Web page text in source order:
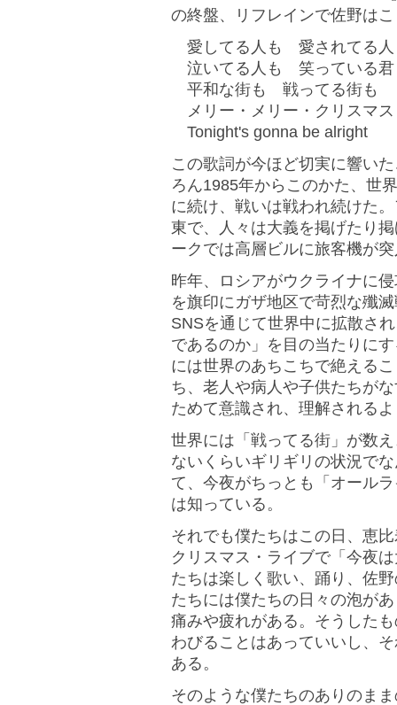
の終盤、リフレインで佐野は
愛してる人も 愛されてる人
泣いてる人も 笑っている君
平和な街も 戦ってる街も
メリー・メリー・クリスマス
Tonight's gonna be alright
この歌詞が今ほど切実に響い
ろん1985年からこのかた、世
に続け、戦いは戦われ続けた
東で、人々は大義を掲げたり
ークでは高層ビルに旅客機が
昨年、ロシアがウクライナに
を旗印にガザ地区で苛烈な殲
SNSを通じて世界中に拡散さ
であるのか」を目の当たりに
には世界のあちこちで絶える
ち、老人や病人や子供たちが
ためて意識され、理解される
世界には「戦ってる街」が数
ないくらいギリギリの状況で
て、今夜がちっとも「オール
は知っている。
それでも僕たちはこの日、恵
クリスマス・ライブで「今夜
たちは楽しく歌い、踊り、佐
たちには僕たちの日々の泡が
痛みや疲れがある。そうした
わびることはあっていいし、
ある。
そのような僕たちのありのま